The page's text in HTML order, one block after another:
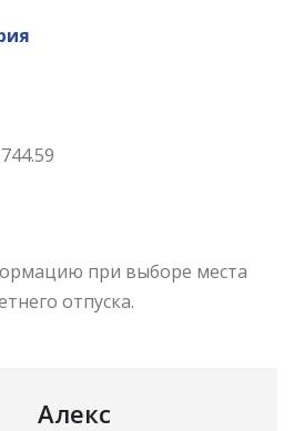
при выборе места
отпуска.
Алекс